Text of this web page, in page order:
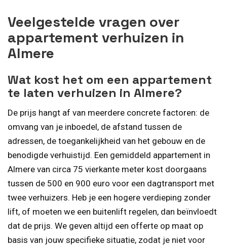
Veelgestelde vragen over
appartement verhuizen in
Almere
Wat kost het om een appartement
te laten verhuizen in Almere?
De prijs hangt af van meerdere concrete factoren: de
omvang van je inboedel, de afstand tussen de
adressen, de toegankelijkheid van het gebouw en de
benodigde verhuistijd. Een gemiddeld appartement in
Almere van circa 75 vierkante meter kost doorgaans
tussen de 500 en 900 euro voor een dagtransport met
twee verhuizers. Heb je een hogere verdieping zonder
lift, of moeten we een buitenlift regelen, dan beïnvloedt
dat de prijs. We geven altijd een offerte op maat op
basis van jouw specifieke situatie, zodat je niet voor